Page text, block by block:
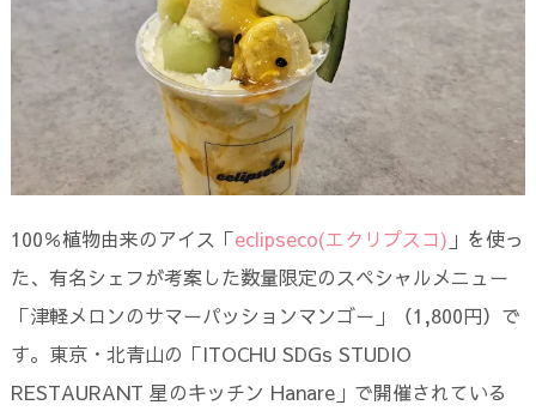
100％植物由来のアイス「eclipseco(エクリプスコ) 」を使っ
た、有名シェフが考案した数量限定のスペシャルメニュー
「津軽メロンのサマーパッションマンゴー」（1,800円）で
す。東京・北青山の「ITOCHU SDGs STUDIO
RESTAURANT 星のキッチン Hanare」で開催されている